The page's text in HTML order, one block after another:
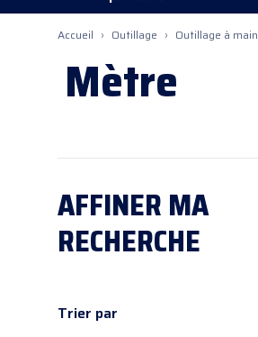
Accueil › Outillage › Outillage à main
Mètre
AFFINER MA
RECHERCHE
Trier par